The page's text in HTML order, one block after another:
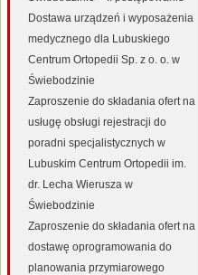
Dostawa urządzeń i wyposażenia
medycznego dla Lubuskiego
Centrum Ortopedii Sp. z o. o. w
Świebodzinie
Zaproszenie do składania ofert na
usługę obsługi rejestracji do
poradni specjalistycznych w
Lubuskim Centrum Ortopedii im.
dr. Lecha Wierusza w
Świebodzinie
Zaproszenie do składania ofert na
dostawę oprogramowania do
planowania przymiarowego